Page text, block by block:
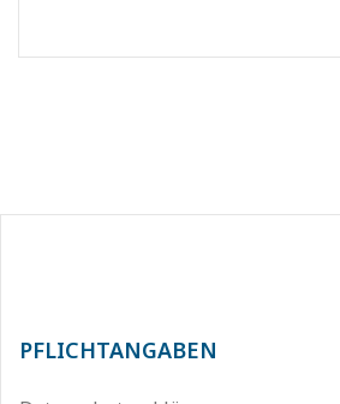
PFLICHTANGABEN